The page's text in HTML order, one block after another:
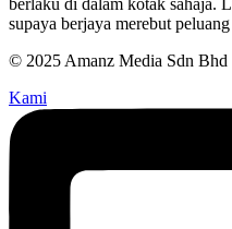
berlaku di dalam kotak sahaja.
supaya berjaya merebut
© 2025 Amanz Media Sdn Bhd
Kami